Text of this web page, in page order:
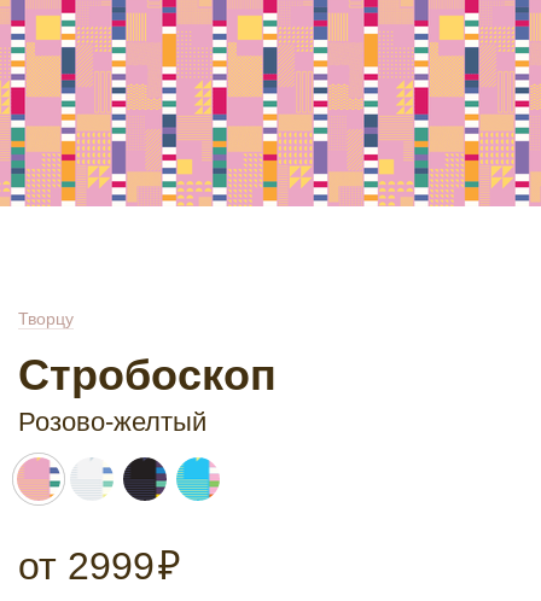
Творцу
Стробоскоп
Розово-желтый
от 2999₽